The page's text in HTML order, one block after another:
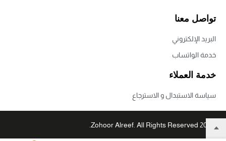
تواصل معنا
البريد الإلكتروني
خدمة الواتساب
خدمة العملاء
سياسة الاستبدال و الاسترجاع
© 2022 Zohoor Alreef. All Rights Reserved.